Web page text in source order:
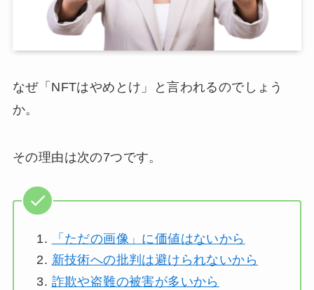
なぜ「NFTはやめとけ」と言われるのでしょう
か。
その理由は次の7つです。
「ただの画像」に価値はないから
新技術への批判は避けられないから
詐欺や盗難の被害が多いから